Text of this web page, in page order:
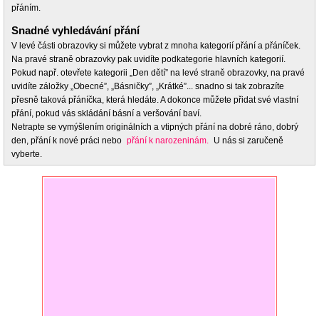
přáním.
Snadné vyhledávání přání
V levé části obrazovky si můžete vybrat z mnoha kategorií přání a přáníček.
Na pravé straně obrazovky pak uvidíte podkategorie hlavních kategorií.
Pokud např. otevřete kategorii „Den dětí” na levé straně obrazovky, na pravé
uvidíte záložky „Obecné”, „Básničky”, „Krátké”... snadno si tak zobrazíte
přesně taková přáníčka, která hledáte. A dokonce můžete přidat své vlastní
přání, pokud vás skládání básní a veršování baví.
Netrapte se vymýšlením originálních a vtipných přání na dobré ráno, dobrý
den, přání k nové práci nebo přání k narozeninám. U nás si zaručeně
vyberte.